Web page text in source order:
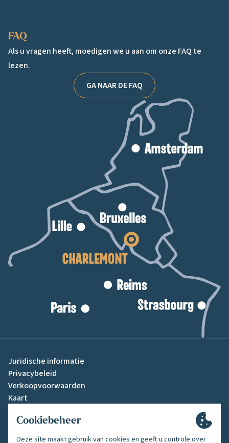
FAQ
Als u vragen heeft, moedigen we u aan om onze FAQ te
lezen.
GA NAAR DE FAQ
Juridische informatie
Privacybeleid
Verkoopvoorwaarden
Kaart
Gemaakt door